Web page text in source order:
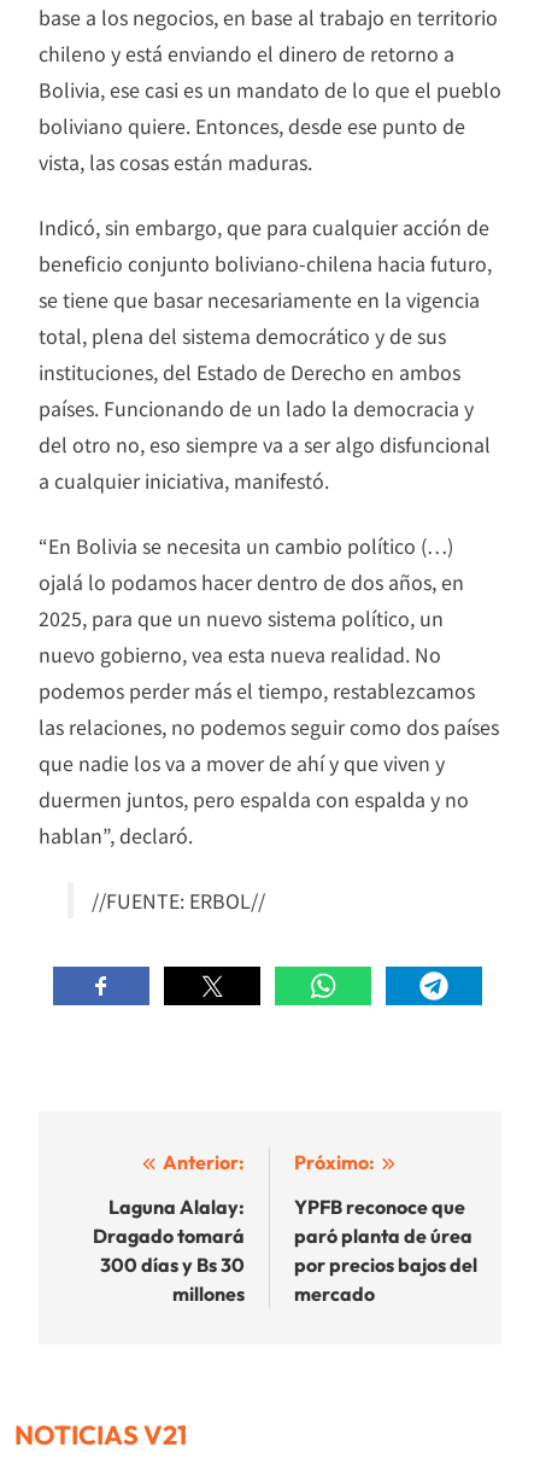
base a los negocios, en base al trabajo en territorio
chileno y está enviando el dinero de retorno a
Bolivia, ese casi es un mandato de lo que el pueblo
boliviano quiere. Entonces, desde ese punto de
vista, las cosas están maduras.
Indicó, sin embargo, que para cualquier acción de
beneficio conjunto boliviano-chilena hacia futuro,
se tiene que basar necesariamente en la vigencia
total, plena del sistema democrático y de sus
instituciones, del Estado de Derecho en ambos
países. Funcionando de un lado la democracia y
del otro no, eso siempre va a ser algo disfuncional
a cualquier iniciativa, manifestó.
“En Bolivia se necesita un cambio político (…)
ojalá lo podamos hacer dentro de dos años, en
2025, para que un nuevo sistema político, un
nuevo gobierno, vea esta nueva realidad. No
podemos perder más el tiempo, restablezcamos
las relaciones, no podemos seguir como dos países
que nadie los va a mover de ahí y que viven y
duermen juntos, pero espalda con espalda y no
hablan”, declaró.
//FUENTE: ERBOL//
Navegación
entradas
Anterior:
Laguna Alalay:
Dragado tomará
300 días y Bs 30
millones
Próximo:
YPFB reconoce que
paró planta de úrea
por precios bajos del
mercado
NOTICIAS V21